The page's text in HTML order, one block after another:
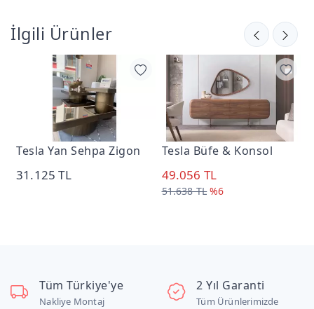
İlgili Ürünler
Tesla Yan Sehpa Zigon
31.125 TL
Tesla Büfe & Konsol
49.056 TL
51.638 TL %6
Tüm Türkiye'ye
Nakliye Montaj
2 Yıl Garanti
Tüm Ürünlerimizde